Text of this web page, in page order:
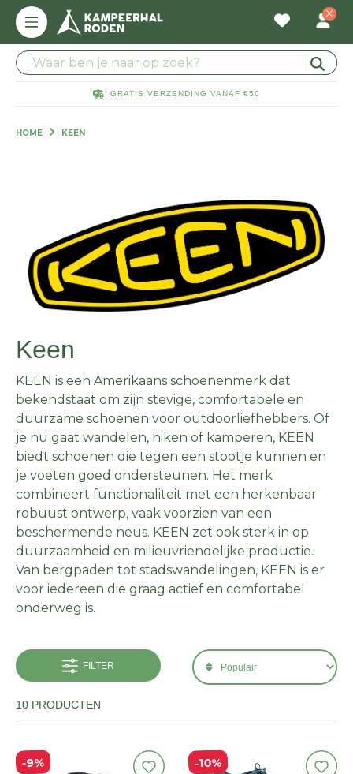
GRATIS VERZENDING VANAF €50
HOME KEEN
Keen
KEEN is een Amerikaans schoenenmerk dat
bekendstaat om zijn stevige, comfortabele en
duurzame schoenen voor outdoorliefhebbers. Of
je nu gaat wandelen, hiken of kamperen, KEEN
biedt schoenen die tegen een stootje kunnen en
je voeten goed ondersteunen. Het merk
combineert functionaliteit met een herkenbaar
robuust ontwerp, vaak voorzien van een
beschermende neus. KEEN zet ook sterk in op
duurzaamheid en milieuvriendelijke productie.
Van bergpaden tot stadswandelingen, KEEN is er
voor iedereen die graag actief en comfortabel
onderweg is.
FILTER
10 PRODUCTEN
9% 10%